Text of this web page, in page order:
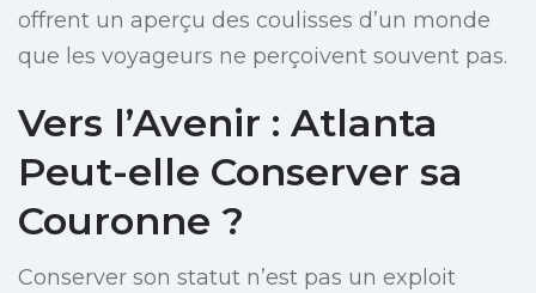
offrent un aperçu des coulisses d’un monde
que les voyageurs ne perçoivent souvent pas.
Vers l’Avenir : Atlanta
Peut-elle Conserver sa
Couronne ?
Conserver son statut n’est pas un exploit